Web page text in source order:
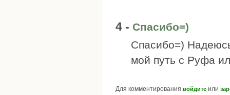
4 - Спасибо=)
Спасибо=)
мой путь с Руфа
Для комментирования войдите или